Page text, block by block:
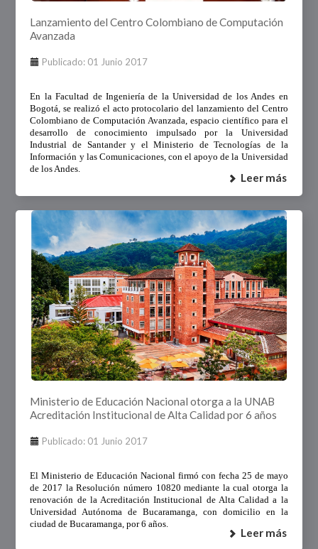
Lanzamiento del Centro Colombiano de Computación
Avanzada
Publicado: 01 Junio 2017
En la Facultad de Ingeniería de la Universidad de los Andes en
Bogotá, se realizó el acto protocolario del lanzamiento del Centro
Colombiano de Computación Avanzada, espacio científico para el
desarrollo de conocimiento impulsado por la Universidad
Industrial de Santander y el Ministerio de Tecnologías de la
Información y las Comunicaciones, con el apoyo de la Universidad
de los Andes. ​
Leer más
Ministerio de Educación Nacional otorga a la UNAB
Acreditación Institucional de Alta Calidad por 6 años
Publicado: 01 Junio 2017
El Ministerio de Educación Nacional firmó con fecha 25 de mayo
de 2017 la Resolución número 10820 mediante la cual otorga la
renovación de la Acreditación Institucional de Alta Calidad a la
Universidad Autónoma de Bucaramanga, con domicilio en la
ciudad de Bucaramanga, por 6 años.
Leer más